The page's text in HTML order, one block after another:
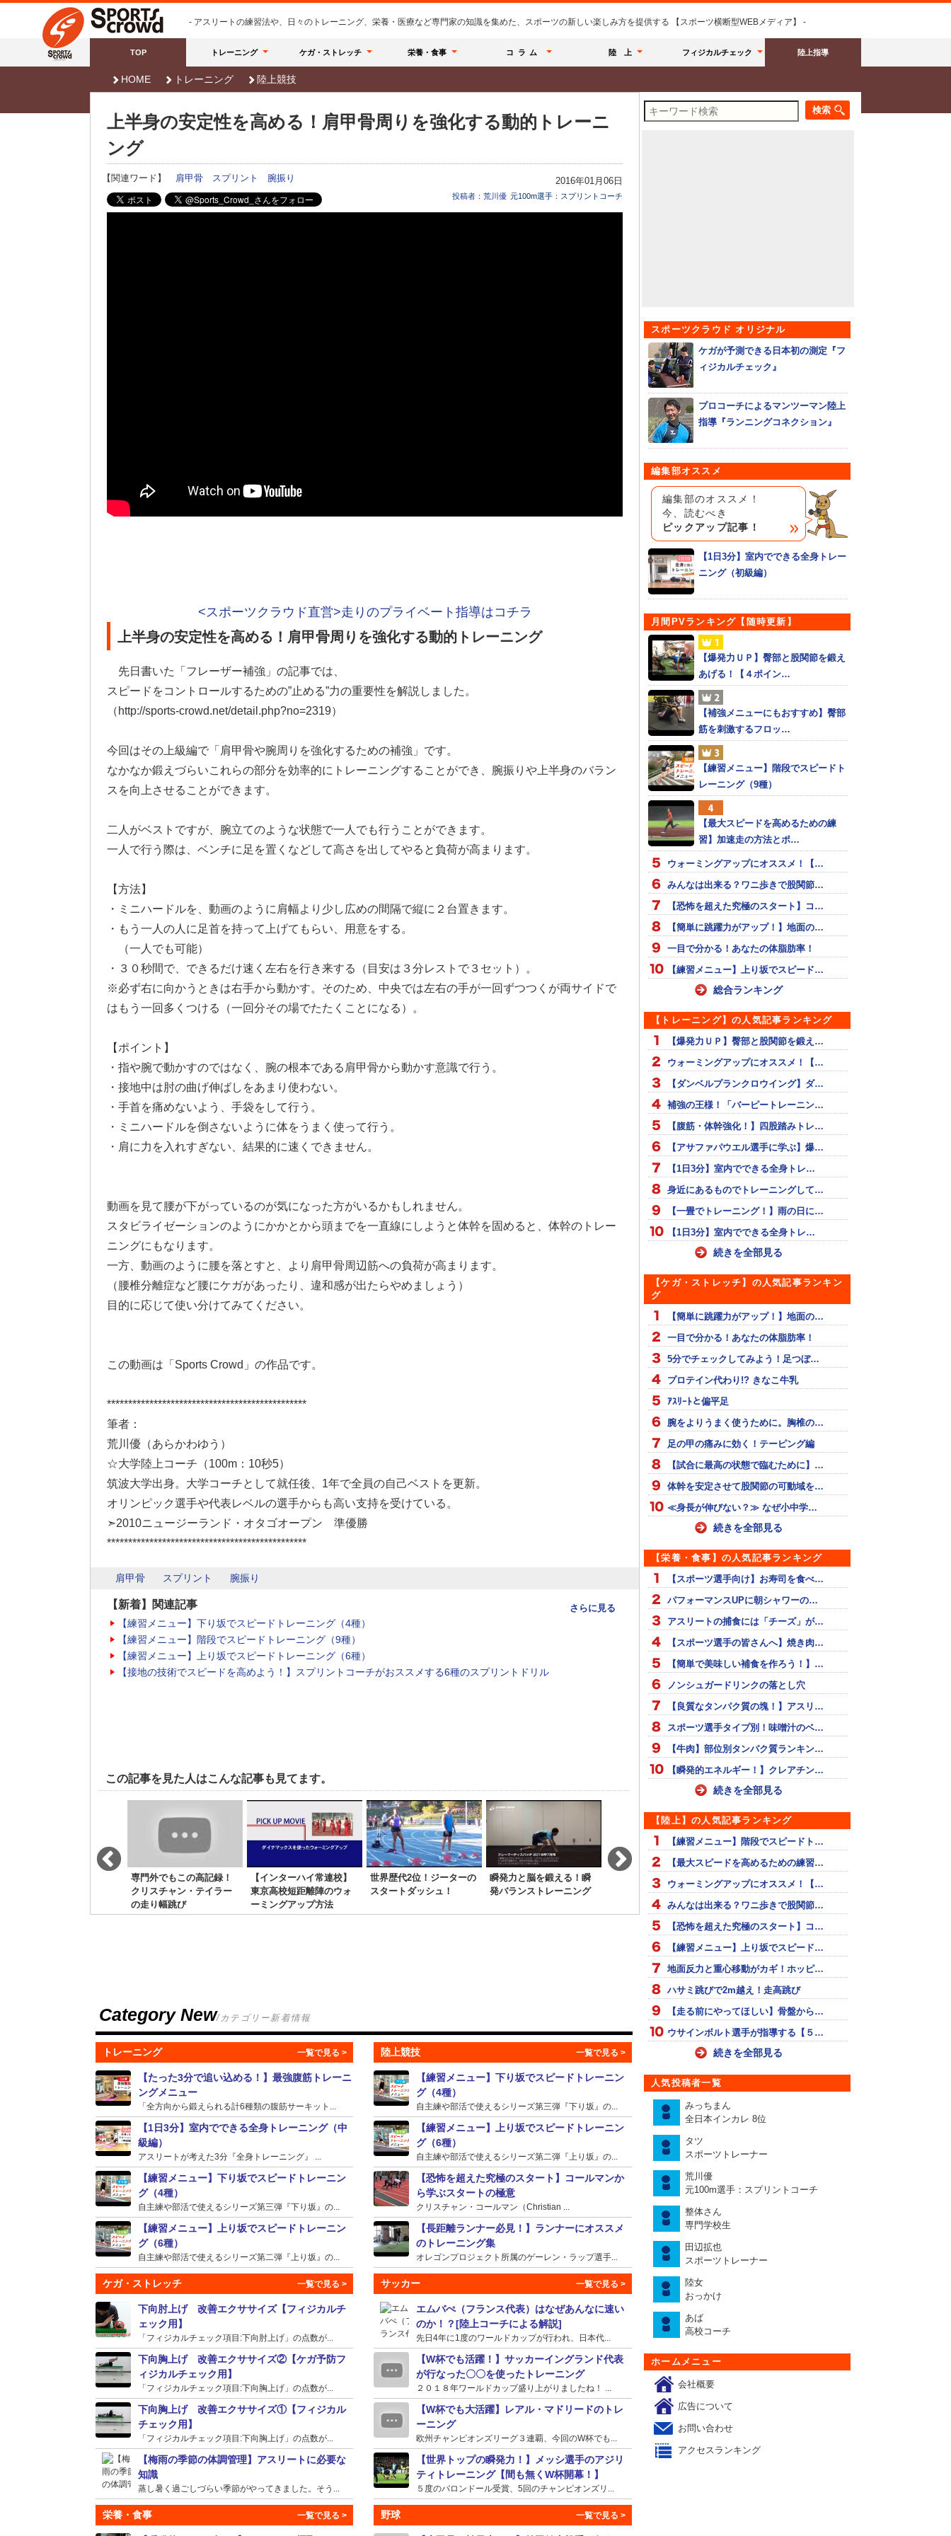
- アスリートの練習法や、日々のトレーニング、栄養・医療など専門家の知識を集めた、スポーツの新しい楽しみ方を提供する 【スポーツ横断型WEBメディア】 -
TOP トレーニング ケガ・ストレッチ 栄養・食事 コラム 陸 上 フィジカルチェック 陸上指導
HOME トレーニング 陸上競技
上半身の安定性を高める！肩甲骨周りを強化する動的トレーニ
ング
【関連ワード】 肩甲骨 スプリント 腕振り 2016年01月06日
投稿者：荒川優 元100m選手：スプリントコーチ
<スポーツクラウド直営>走りのプライベート指導はコチラ
上半身の安定性を高める！肩甲骨周りを強化する動的トレーニング
先日書いた「フレーザー補強」の記事では、
スピードをコントロールするための”止める”力の重要性を解説しました。
（http://sports-crowd.net/detail.php?no=2319）
今回はその上級編で「肩甲骨や腕周りを強化するための補強」です。
なかなか鍛えづらいこれらの部分を効率的にトレーニングすることができ、腕振りや上半身のバラン
スを向上させることができます。
二人がベストですが、腕立てのような状態で一人でも行うことができます。
一人で行う際は、ベンチに足を置くなどして高さを出してやると負荷が高まります。
【方法】
・ミニハードルを、動画のように肩幅より少し広めの間隔で縦に２台置きます。
・もう一人の人に足首を持って上げてもらい、用意をする。
（一人でも可能）
・３０秒間で、できるだけ速く左右を行き来する（目安は３分レストで３セット）。
※必ず右に向かうときは右手から動かす。そのため、中央では左右の手が一回ずつつくが両サイドで
はもう一回多くつける（一回分その場でたたくことになる）。
【ポイント】
・指や腕で動かすのではなく、腕の根本である肩甲骨から動かす意識で行う。
・接地中は肘の曲げ伸ばしをあまり使わない。
・手首を痛めないよう、手袋をして行う。
・ミニハードルを倒さないように体をうまく使って行う。
・肩に力を入れすぎない、結果的に速くできません。
動画を見て腰が下がっているのが気になった方がいるかもしれません。
スタビライゼーションのようにかかとから頭までを一直線にしようと体幹を固めると、体幹のトレー
ニングにもなります。
一方、動画のように腰を落とすと、より肩甲骨周辺筋への負荷が高まります。
（腰椎分離症など腰にケガがあったり、違和感が出たらやめましょう）
目的に応じて使い分けてみてください。
この動画は「Sports Crowd」の作品です。
***********************************************
筆者：
荒川優（あらかわゆう）
☆大学陸上コーチ（100m：10秒5）
筑波大学出身。大学コーチとして就任後、1年で全員の自己ベストを更新。
オリンピック選手や代表レベルの選手からも高い支持を受けている。
➣2010ニュージーランド・オタゴオープン 準優勝
***********************************************
肩甲骨 スプリント 腕振り
【新着】関連記事 さらに見る
【練習メニュー】下り坂でスピードトレーニング（4種）
【練習メニュー】階段でスピードトレーニング（9種）
【練習メニュー】上り坂でスピードトレーニング（6種）
【接地の技術でスピードを高めよう！】スプリントコーチがおススメする6種のスプリントドリル
この記事を見た人はこんな記事も見てます。
専門外でもこの高記録！
クリスチャン・テイラー
の走り幅跳び
【インターハイ常連校】
東京高校短距離陣のウォ
ーミングアップ方法
世界歴代2位！ジーターの
スタートダッシュ！
瞬発力と脳を鍛える！瞬
発バランストレーニング
高瀬慧がヤる！レッグラ
＜名門！摂津高校の練習
メニュー！＞
Category New/カテゴリー新着情報
トレーニング
【たった3分で追い込める！】最強腹筋トレーニ
ングメニュー
「全方向から鍛えられる計6種類の腹筋サーキット...
【1日3分】室内でできる全身トレーニング（中
級編）
アスリートが考えた3分『全身トレーニング』 ...
【練習メニュー】下り坂でスピードトレーニン
グ（4種）
自主練や部活で使えるシリーズ第三弾『下り坂』の...
【練習メニュー】上り坂でスピードトレーニン
グ（6種）
自主練や部活で使えるシリーズ第二弾『上り坂』の...
陸上競技
【練習メニュー】下り坂でスピードトレーニン
グ（4種）
自主練や部活で使えるシリーズ第三弾『下り坂』の...
【練習メニュー】上り坂でスピードトレーニン
グ（6種）
自主練や部活で使えるシリーズ第二弾『上り坂』の...
【恐怖を超えた究極のスタート】コールマンか
ら学ぶスタートの極意
クリスチャン・コールマン（Christian ...
【長距離ランナー必見！】ランナーにオススメ
のトレーニング集
オレゴンプロジェクト所属のゲーレン・ラップ選手...
ケガ・ストレッチ
下向肘上げ 改善エクササイズ【フィジカルチ
ェック用】
「フィジカルチェック項目:下向肘上げ」の点数が...
下向胸上げ 改善エクササイズ②【ケガ予防フ
ィジカルチェック用】
「フィジカルチェック項目:下向胸上げ」の点数が...
下向胸上げ 改善エクササイズ①【フィジカル
チェック用】
「フィジカルチェック項目:下向胸上げ」の点数が...
【梅雨の季節の体調管理】アスリートに必要な
知識
蒸し暑く過ごしづらい季節がやってきました。そう...
サッカー
エムバぺ（フランス代表）はなぜあんなに速い
のか！？[陸上コーチによる解説]
先日4年に1度のワールドカップが行われ、日本代...
【W杯でも活躍！】サッカーイングランド代表
が行なった〇〇を使ったトレーニング
２０１８年ワールドカップ盛り上がりましたね！ ...
【W杯でも大活躍】レアル・マドリードのトレ
ーニング
欧州チャンピオンズリーグ３連覇、今回のW杯でも...
【世界トップの瞬発力！】メッシ選手のアジリ
ティトレーニング【間も無くW杯開幕！】
５度のバロンドール受賞、5回のチャンピオンズリ...
栄養・食事 野球
スポーツクラウド オリジナル
ケガが予測できる日本初の測定『フ
ィジカルチェック』
プロコーチによるマンツーマン陸上
指導『ランニングコネクション』
編集部オススメ
編集部のオススメ！
今、読むべき
ピックアップ記事！
【1日3分】室内でできる全身トレー
ニング（初級編）
月間PVランキング【随時更新】
【爆発力ＵＰ】臀部と股関節を鍛え
あげる！【４ポイン…
【補強メニューにもおすすめ】臀部
筋を刺激するフロッ…
【練習メニュー】階段でスピードト
レーニング（9種）
【最大スピードを高めるための練
習】加速走の方法とポ…
ウォーミングアップにオススメ！【…
みんなは出来る？ワニ歩きで股関節…
【恐怖を超えた究極のスタート】コ…
【簡単に跳躍力がアップ！】地面の…
一目で分かる！あなたの体脂肪率！
【練習メニュー】上り坂でスピード…
総合ランキング
【トレーニング】の人気記事ランキング
【爆発力ＵＰ】臀部と股関節を鍛え…
ウォーミングアップにオススメ！【…
【ダンベルプランクロウイング】ダ…
補強の王様！「バーピートレーニン…
【腹筋・体幹強化！】四股踏みトレ…
【アサファパウエル選手に学ぶ】爆…
【1日3分】室内でできる全身トレ…
身近にあるものでトレーニングして…
【一畳でトレーニング！】雨の日に…
【1日3分】室内でできる全身トレ…
続きを全部見る
【ケガ・ストレッチ】の人気記事ランキン
グ
【簡単に跳躍力がアップ！】地面の…
一目で分かる！あなたの体脂肪率！
5分でチェックしてみよう！足つぼ…
プロテイン代わり!? きなこ牛乳
ｱｽﾘｰﾄと偏平足
腕をよりうまく使うために。胸椎の…
足の甲の痛みに効く！テーピング編
【試合に最高の状態で臨むために】…
体幹を安定させて股関節の可動域を…
≪身長が伸びない？≫ なぜ小中学…
続きを全部見る
【栄養・食事】の人気記事ランキング
【スポーツ選手向け】お寿司を食べ…
パフォーマンスUPに朝シャワーの…
アスリートの捕食には「チーズ」が…
【スポーツ選手の皆さんへ】焼き肉…
【簡単で美味しい補食を作ろう！】…
ノンシュガードリンクの落とし穴
【良質なタンパク質の塊！】アスリ…
スポーツ選手タイプ別！味噌汁のベ…
【牛肉】部位別タンパク質ランキン…
【瞬発的エネルギー！】クレアチン…
続きを全部見る
【陸上】の人気記事ランキング
【練習メニュー】階段でスピードト…
【最大スピードを高めるための練習…
ウォーミングアップにオススメ！【…
みんなは出来る？ワニ歩きで股関節…
【恐怖を超えた究極のスタート】コ…
【練習メニュー】上り坂でスピード…
地面反力と重心移動がカギ！ホッピ…
ハサミ跳びで2m越え！走高跳び
【走る前にやってほしい】骨盤から…
ウサインボルト選手が指導する【５…
続きを全部見る
人気投稿者一覧
みっちまん
全日本インカレ 8位
タツ
スポーツトレーナー
荒川優
元100m選手：スプリントコーチ
整体さん
専門学校生
田辺拡也
スポーツトレーナー
陸女
おっかけ
あば
高校コーチ
ホームメニュー
会社概要
広告について
お問い合わせ
アクセスランキング